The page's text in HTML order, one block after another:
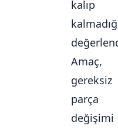
kalıp
Amaç,
gereksiz
parça
değişimi